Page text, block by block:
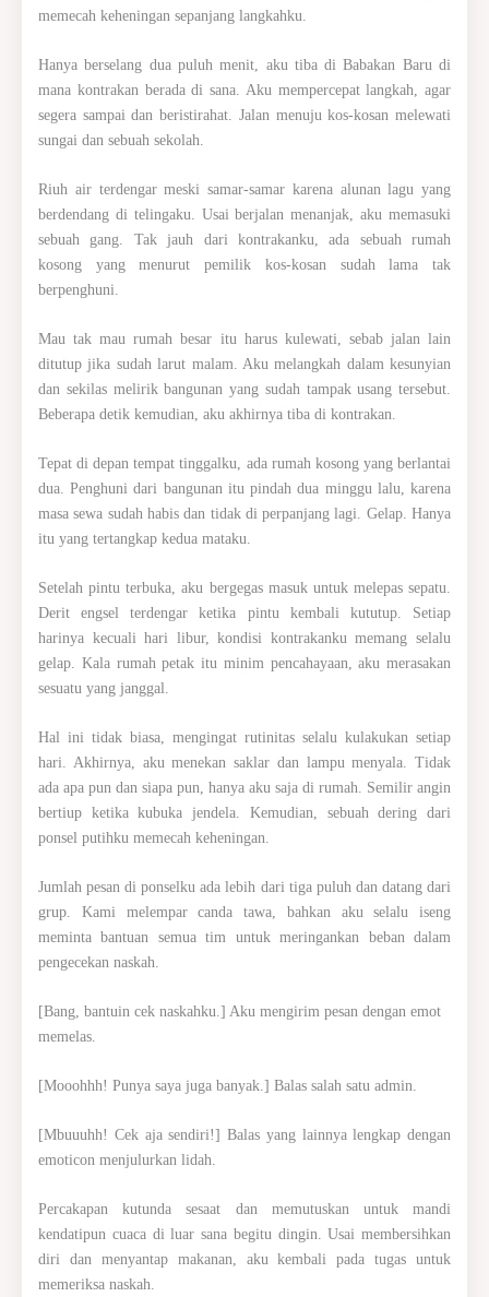
memecah keheningan sepanjang langkahku.
Hanya berselang dua puluh menit, aku tiba di Babakan Baru di
mana kontrakan berada di sana. Aku mempercepat langkah, agar
segera sampai dan beristirahat. Jalan menuju kos-kosan melewati
sungai dan sebuah sekolah.
Riuh air terdengar meski samar-samar karena alunan lagu yang
berdendang di telingaku. Usai berjalan menanjak, aku memasuki
sebuah gang. Tak jauh dari kontrakanku, ada sebuah rumah
kosong yang menurut pemilik kos-kosan sudah lama tak
berpenghuni.
Mau tak mau rumah besar itu harus kulewati, sebab jalan lain
ditutup jika sudah larut malam. Aku melangkah dalam kesunyian
dan sekilas melirik bangunan yang sudah tampak usang tersebut.
Beberapa detik kemudian, aku akhirnya tiba di kontrakan.
Tepat di depan tempat tinggalku, ada rumah kosong yang berlantai
dua. Penghuni dari bangunan itu pindah dua minggu lalu, karena
masa sewa sudah habis dan tidak di perpanjang lagi. Gelap. Hanya
itu yang tertangkap kedua mataku.
Setelah pintu terbuka, aku bergegas masuk untuk melepas sepatu.
Derit engsel terdengar ketika pintu kembali kututup. Setiap
harinya kecuali hari libur, kondisi kontrakanku memang selalu
gelap. Kala rumah petak itu minim pencahayaan, aku merasakan
sesuatu yang janggal.
Hal ini tidak biasa, mengingat rutinitas selalu kulakukan setiap
hari. Akhirnya, aku menekan saklar dan lampu menyala. Tidak
ada apa pun dan siapa pun, hanya aku saja di rumah. Semilir angin
bertiup ketika kubuka jendela. Kemudian, sebuah dering dari
ponsel putihku memecah keheningan.
Jumlah pesan di ponselku ada lebih dari tiga puluh dan datang dari
grup. Kami melempar canda tawa, bahkan aku selalu iseng
meminta bantuan semua tim untuk meringankan beban dalam
pengecekan naskah.
[Bang, bantuin cek naskahku.] Aku mengirim pesan dengan emot
memelas.
[Mooohhh! Punya saya juga banyak.] Balas salah satu admin.
[Mbuuuhh! Cek aja sendiri!] Balas yang lainnya lengkap dengan
emoticon menjulurkan lidah.
Percakapan kutunda sesaat dan memutuskan untuk mandi
kendatipun cuaca di luar sana begitu dingin. Usai membersihkan
diri dan menyantap makanan, aku kembali pada tugas untuk
memeriksa naskah.